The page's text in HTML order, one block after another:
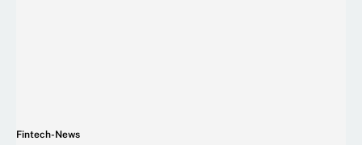
Fintech-News